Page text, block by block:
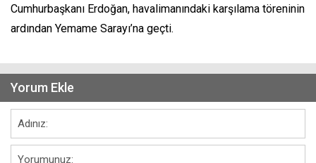
Cumhurbaşkanı Erdoğan, havalimanındaki karşılama töreninin
ardından Yemame Sarayı’na geçti.
Yorum Ekle